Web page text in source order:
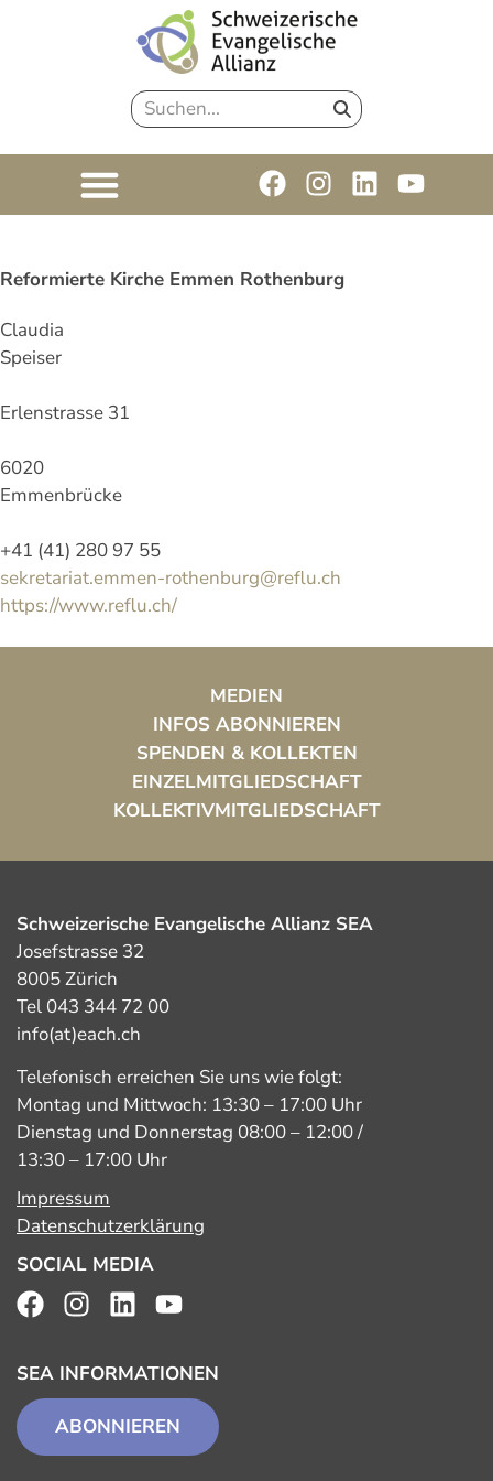
Reformierte Kirche Emmen Rothenburg
Claudia
Speiser
Erlenstrasse 31
6020
Emmenbrücke
+41 (41) 280 97 55
sekretariat.emmen-rothenburg@reflu.ch
https://www.reflu.ch/
MEDIEN
INFOS ABONNIEREN
SPENDEN & KOLLEKTEN
EINZELMITGLIEDSCHAFT
KOLLEKTIVMITGLIEDSCHAFT
Schweizerische Evangelische Allianz SEA
Josefstrasse 32
8005 Zürich
Tel 043 344 72 00
info(at)each.ch
Telefonisch erreichen Sie uns wie folgt:
Montag und Mittwoch: 13:30 – 17:00 Uhr
Dienstag und Donnerstag 08:00 – 12:00 /
13:30 – 17:00 Uhr
Impressum
Datenschutzerklärung
SOCIAL MEDIA
SEA INFORMATIONEN
ABONNIEREN